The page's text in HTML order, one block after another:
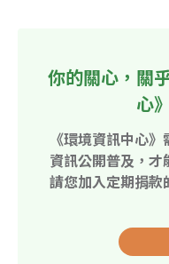
你的關心，關
心
《環境資訊中心
資訊公開普及，
請您加入定期捐款